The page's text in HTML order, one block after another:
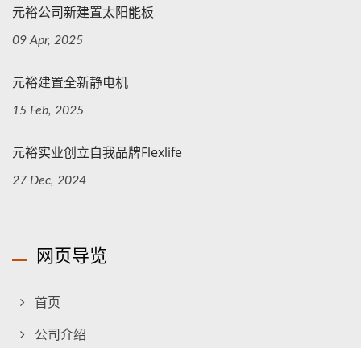
元裕公司新建置太阳能板
09 Apr, 2025
元裕建置全新静电机
15 Feb, 2025
元裕实业创立自我品牌Flexlife
27 Dec, 2024
网页导览
首页
公司介绍